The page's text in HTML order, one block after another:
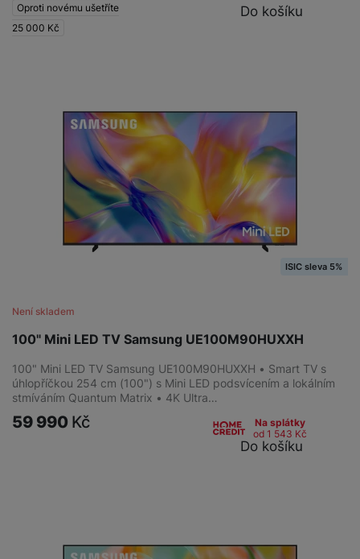
Oproti novému ušetříte
25 000 Kč
Do košíku
100" Mini LED TV Samsung UE100M90HUXXH
Není skladem
ISIC sleva 5%
100" Mini LED TV Samsung UE100M90HUXXH • Smart TV s
úhlopříčkou 254 cm (100") s Mini LED podsvícením a lokálním
stmíváním Quantum Matrix • 4K Ultra…
59 990 Kč
Na splátky
od 1 543 Kč
Do košíku